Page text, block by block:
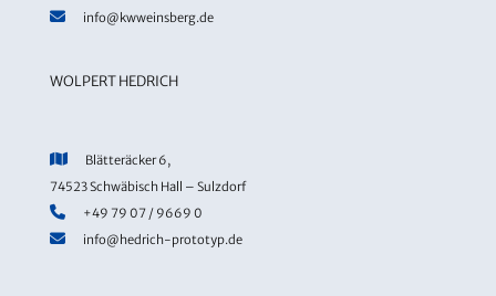
info@kwweinsberg.de
WOLPERT HEDRICH
Blätteräcker 6,
74523 Schwäbisch Hall – Sulzdorf
+49 79 07 / 9669 0
info@hedrich-prototyp.de